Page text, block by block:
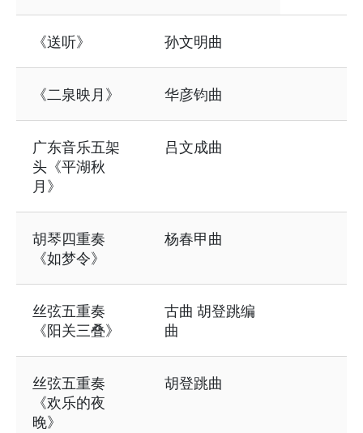
《送听》 孙文明曲
《二泉映月》 华彦钧曲
广东音乐五架
头《平湖秋
月》
吕文成曲
胡琴四重奏
《如梦令》
杨春甲曲
丝弦五重奏
《阳关三叠》
古曲 胡登跳编
曲
丝弦五重奏
《欢乐的夜
晚》
胡登跳曲